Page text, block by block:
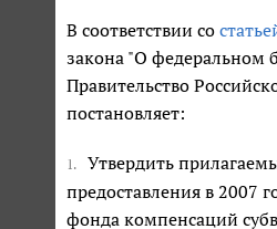
В соответствии со
закона "О федеральном
Правительство
постановляет:
1.
Утвердить
предоставления в 2007
фонда компенсаций